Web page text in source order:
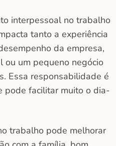
interpessoal no trabalho
tanto a experiência
da empresa,
ou um pequeno negócio
Essa responsabilidade é
pode facilitar muito o dia-
trabalho pode melhorar